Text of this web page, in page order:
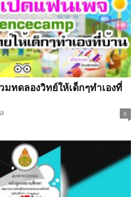
ทดลองวิทย์ให้เด็กๆทำเองที่
0